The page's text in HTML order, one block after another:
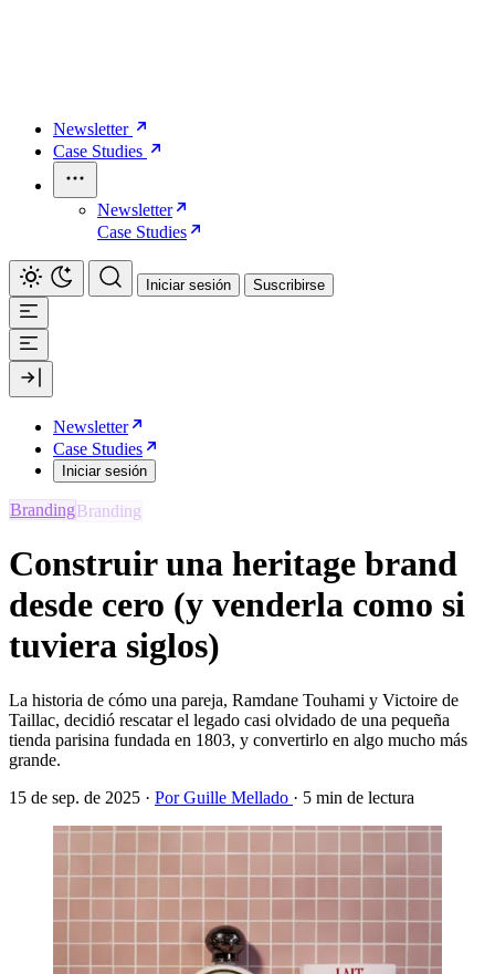
Newsletter
Case Studies
Newsletter
Case Studies
Iniciar sesión Suscribirse
Newsletter
Case Studies
Iniciar sesión
Branding
Construir una heritage brand
desde cero (y venderla como si
tuviera siglos)
La historia de cómo una pareja, Ramdane Touhami y Victoire de
Taillac, decidió rescatar el legado casi olvidado de una pequeña
tienda parisina fundada en 1803, y convertirlo en algo mucho más
grande.
15 de sep. de 2025 · Por Guille Mellado · 5 min de lectura